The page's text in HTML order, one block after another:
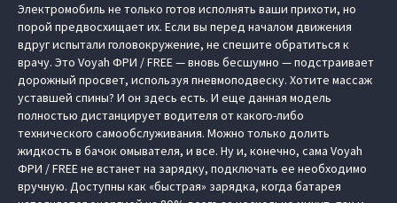
Электромобиль не только готов исполнять ваши прихоти, но
порой предвосхищает их. Если вы перед началом движения
вдруг испытали головокружение, не спешите обратиться к
врачу. Это Voyah ФРИ / FREE — вновь бесшумно — подстраивает
дорожный просвет, используя пневмоподвеску. Хотите массаж
уставшей спины? И он здесь есть. И еще данная модель
полностью дистанцирует водителя от какого-либо
технического самообслуживания. Можно только долить
жидкость в бачок омывателя, и все. Ну и, конечно, сама Voyah
ФРИ / FREE не встанет на зарядку, подключать ее необходимо
вручную. Доступны как «быстрая» зарядка, когда батарея